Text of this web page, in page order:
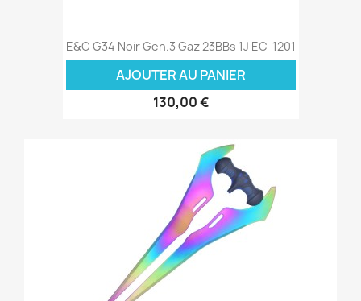
E&C G34 Noir Gen.3 Gaz 23BBs 1J EC-1201
AJOUTER AU PANIER
130,00 €